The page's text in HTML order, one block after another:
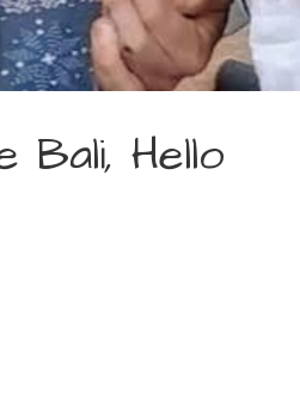
Bali, Hello